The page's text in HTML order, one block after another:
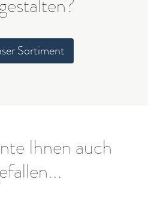
Sortiment
Ihnen auch